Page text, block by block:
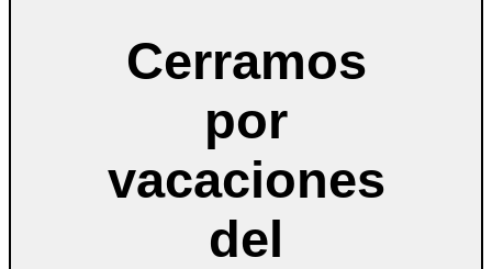
Cerramos
por
vacaciones
del